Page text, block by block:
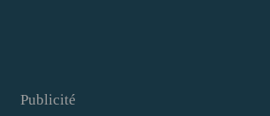
Publicité